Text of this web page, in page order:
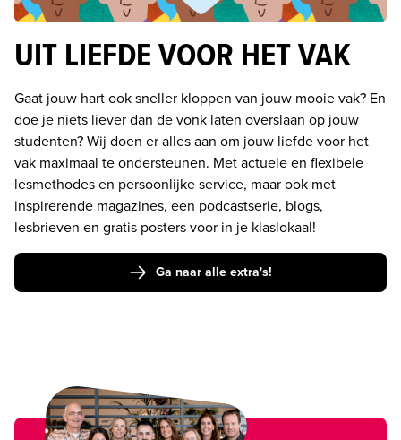
UIT LIEFDE VOOR HET VAK
Gaat jouw hart ook sneller kloppen van jouw mooie vak? En
doe je niets liever dan de vonk laten overslaan op jouw
studenten? Wij doen er alles aan om jouw liefde voor het
vak maximaal te ondersteunen. Met actuele en flexibele
lesmethodes en persoonlijke service, maar ook met
inspirerende magazines, een podcastserie, blogs,
lesbrieven en gratis posters voor in je klaslokaal!
Ga naar alle extra's!